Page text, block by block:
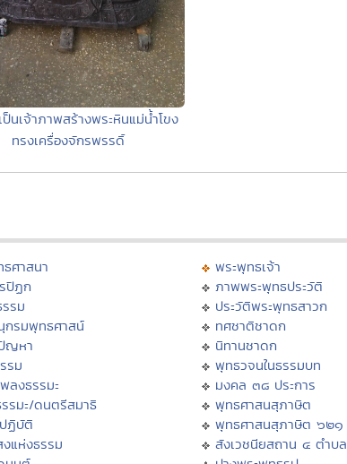
นเจ้าภาพสร้างพระหินแม่น้ำโขง
ทรงเครื่องจักรพรรดิ์
ศาสนา
ปิฏก
รม
กรมพุทธศาสน์
ญหา
รม
ลงธรรมะ
รมะ/ดนตรีสมาธิ
ฏิบัติ
แห่งธรรม
พระพุทธเจ้า
ภาพพระพุทธประวัติ
ประวัติพระพุทธสาวก
ทศชาติชาดก
นิทานชาดก
พุทธวจนในธรรมบท
มงคล ๓๘ ประการ
พุทธศาสนสุภาษิต
พุทธศาสนสุภาษิต ๖๒๑
สังเวชนียสถาน ๔ ตำบล